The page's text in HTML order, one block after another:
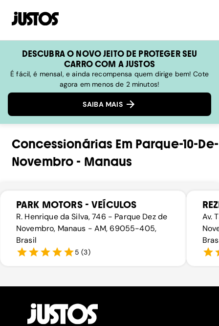
DESCUBRA O NOVO JEITO DE PROTEGER SEU
CARRO COM A JUSTOS
É fácil, é mensal, e ainda recompensa quem dirige bem! Cote
agora em menos de 2 minutos!
SAIBA MAIS
Concessionárias Em Parque-10-De-
Novembro - Manaus
PARK MOTORS - VEÍCULOS
R. Henrique da Silva, 746 - Parque Dez de
Novembro, Manaus - AM, 69055-405,
Brasil
5 (3)
Av.